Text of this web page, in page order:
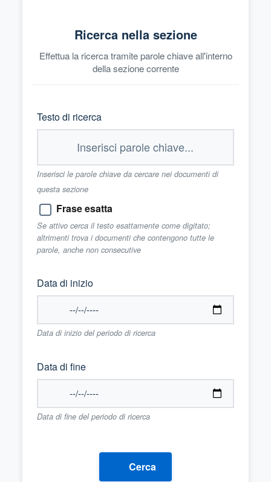
Ricerca nella sezione
Effettua la ricerca tramite parole chiave all'interno
della sezione corrente
Testo di ricerca
Inserisci le parole chiave da cercare nei documenti di
questa sezione
Frase esatta
Se attivo cerca il testo esattamente come digitato;
altrimenti trova i documenti che contengono tutte le
parole, anche non consecutive
Data di inizio
Data di inizio del periodo di ricerca
Data di fine
Data di fine del periodo di ricerca
Cerca